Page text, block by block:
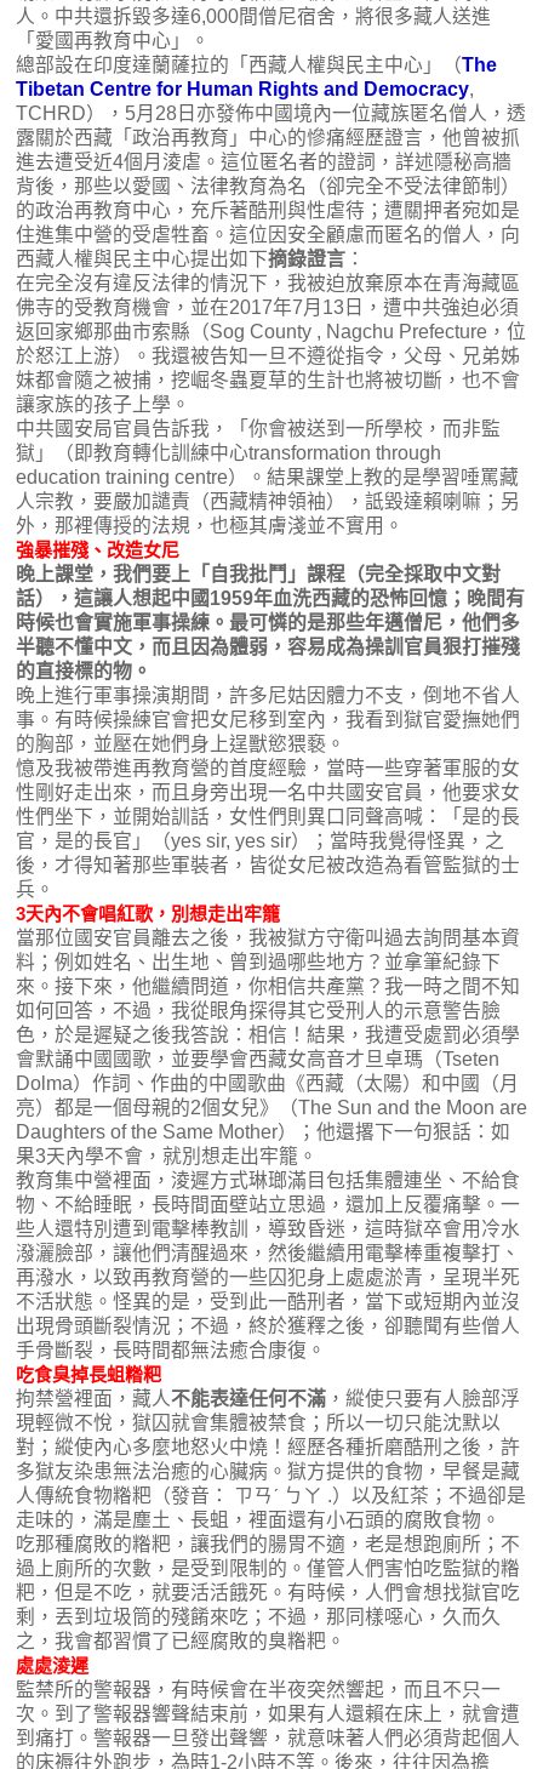
人。中共還拆毀多達6,000間僧尼宿舍，將很多藏人送進
「愛國再教育中心」。
總部設在印度達蘭薩拉的「西藏人權與民主中心」（The
Tibetan Centre for Human Rights and Democracy,
TCHRD），5月28日亦發佈中國境內一位藏族匿名僧人，透
露關於西藏「政治再教育」中心的慘痛經歷證言，他曾被抓
進去遭受近4個月淩虐。這位匿名者的證詞，詳述隱秘高牆
背後，那些以愛國、法律教育為名（卻完全不受法律節制）
的政治再教育中心，充斥著酷刑與性虐待；遭關押者宛如是
住進集中營的受虐牲畜。這位因安全顧慮而匿名的僧人，向
西藏人權與民主中心提出如下摘錄證言 ：
在完全沒有違反法律的情況下，我被迫放棄原本在青海藏區
佛寺的受教育機會，並在2017年7月13日，遭中共強迫必須
返回家鄉那曲市索縣（Sog County , Nagchu Prefecture，位
於怒江上游）。我還被告知一旦不遵從指令，父母、兄弟姊
妹都會隨之被捕，挖崛冬蟲夏草的生計也將被切斷，也不會
讓家族的孩子上學。
中共國安局官員告訴我，「你會被送到一所學校，而非監
獄」（即教育轉化訓練中心transformation through
education training centre）。結果課堂上教的是學習唾罵藏
人宗教，要嚴加譴責（西藏精神領袖），詆毀達賴喇嘛；另
外，那裡傳授的法規，也極其膚淺並不實用。
強暴摧殘、改造女尼
晚上課堂，我們要上「自我批鬥」課程（完全採取中文對
話），這讓人想起中國1959年血洗西藏的恐怖回憶；晚間有
時候也會實施軍事操練。最可憐的是那些年邁僧尼，他們多
半聽不懂中文，而且因為體弱，容易成為操訓官員狠打摧殘
的直接標的物。
晚上進行軍事操演期間，許多尼姑因體力不支，倒地不省人
事。有時候操練官會把女尼移到室內，我看到獄官愛撫她們
的胸部，並壓在她們身上逞獸慾猥褻。
憶及我被帶進再教育營的首度經驗，當時一些穿著軍服的女
性剛好走出來，而且身旁出現一名中共國安官員，他要求女
性們坐下，並開始訓話，女性們則異口同聲高喊：「是的長
官，是的長官」（yes sir, yes sir）；當時我覺得怪異，之
後，才得知著那些軍裝者，皆從女尼被改造為看管監獄的士
兵。
3天內不會唱紅歌，別想走出牢籠
當那位國安官員離去之後，我被獄方守衛叫過去詢問基本資
料；例如姓名、出生地、曾到過哪些地方？並拿筆紀錄下
來。接下來，他繼續問道，你相信共產黨？我一時之間不知
如何回答，不過，我從眼角探得其它受刑人的示意警告臉
色，於是遲疑之後我答說：相信！結果，我遭受處罰必須學
會默誦中國國歌，並要學會西藏女高音才旦卓瑪（Tseten
Dolma）作詞、作曲的中國歌曲《西藏（太陽）和中國（月
亮）都是一個母親的2個女兒》（The Sun and the Moon are
Daughters of the Same Mother）；他還撂下一句狠話：如
果3天內學不會，就別想走出牢籠。
教育集中營裡面，淩遲方式琳瑯滿目包括集體連坐、不給食
物、不給睡眠，長時間面壁站立思過，還加上反覆痛擊。一
些人還特別遭到電擊棒教訓，導致昏迷，這時獄卒會用冷水
潑灑臉部，讓他們清醒過來，然後繼續用電擊棒重複擊打、
再潑水，以致再教育營的一些囚犯身上處處淤青，呈現半死
不活狀態。怪異的是，受到此一酷刑者，當下或短期內並沒
出現骨頭斷裂情況；不過，終於獲釋之後，卻聽聞有些僧人
手骨斷裂，長時間都無法癒合康復。
吃食臭掉長蛆糌粑
拘禁營裡面，藏人 不能表達任何不滿 ，縱使只要有人臉部浮
現輕微不悅，獄囚就會集體被禁食；所以一切只能沈默以
對；縱使內心多麼地怒火中燒！經歷各種折磨酷刑之後，許
多獄友染患無法治癒的心臟病。獄方提供的食物，早餐是藏
人傳統食物糌粑（發音： ㄗㄢˊ ㄅㄚ .）以及紅茶；不過卻是
走味的，滿是塵土、長蛆，裡面還有小石頭的腐敗食物。
吃那種腐敗的糌粑，讓我們的腸胃不適，老是想跑廁所；不
過上廁所的次數，是受到限制的。僅管人們害怕吃監獄的糌
粑，但是不吃，就要活活餓死。有時候，人們會想找獄官吃
剩，丟到垃圾筒的殘餚來吃；不過，那同樣噁心，久而久
之，我會都習慣了已經腐敗的臭糌粑。
處處淩遲
監禁所的警報器，有時候會在半夜突然響起，而且不只一
次。到了警報器響聲結束前，如果有人還賴在床上，就會遭
到痛打。警報器一旦發出聲響，就意味著人們必須背起個人
的床褥往外跑步，為時1-2小時不等。後來，往往因為擔